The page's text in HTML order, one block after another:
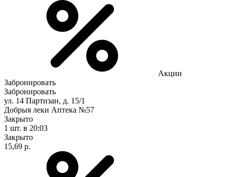
Акции
Забронировать
Забронировать
ул. 14 Партизан, д. 15/1
Добрыя леки Аптека №57
Закрыто
1 шт. в 20:03
Закрыто
15,69 р.